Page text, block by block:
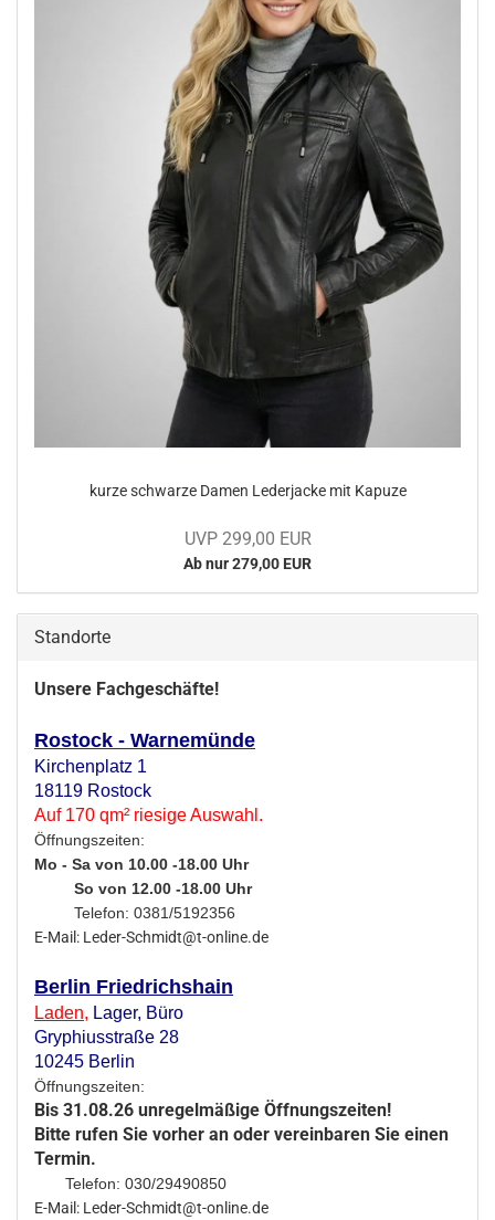
kurze schwar­ze Damen Le­der­ja­cke mit Ka­pu­ze
UVP 299,00 EUR
Ab nur 279,00 EUR
Standorte
Unsere Fachgeschäfte!
Rostock - Warnemünde
Kirchenplatz 1
18119 Rostock
Auf 170 qm² riesige Auswahl.
Öffnungszeiten:
Mo - Sa von 10.00 -18.00 Uhr
So von 12.00 -18.00 Uhr
Telefon: 0381/5192356
E-Mail: Leder-Schmidt@t-online.de
Berlin Friedrichshain
Laden, Lager, Büro
Gryphiusstraße 28
10245 Berlin
Öffnungszeiten:
Bis 31.08.26 unregelmäßige Öffnungszeiten!
Bitte rufen Sie vorher an oder vereinbaren Sie einen
Termin.
Telefon: 030/29490850
E-Mail: Leder-Schmidt@t-online.de